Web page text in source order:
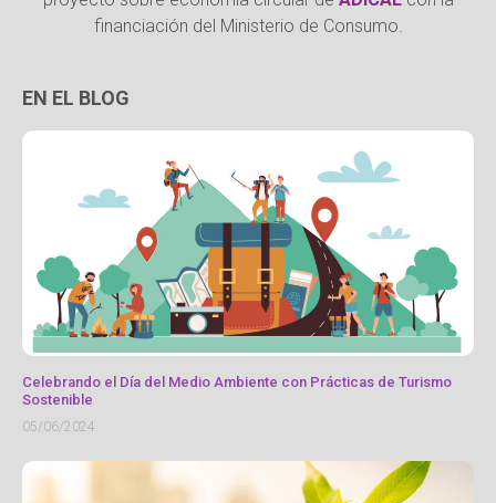
financiación del Ministerio de Consumo.
EN EL BLOG
Celebrando el Día del Medio Ambiente con Prácticas de Turismo
Sostenible
05/06/2024